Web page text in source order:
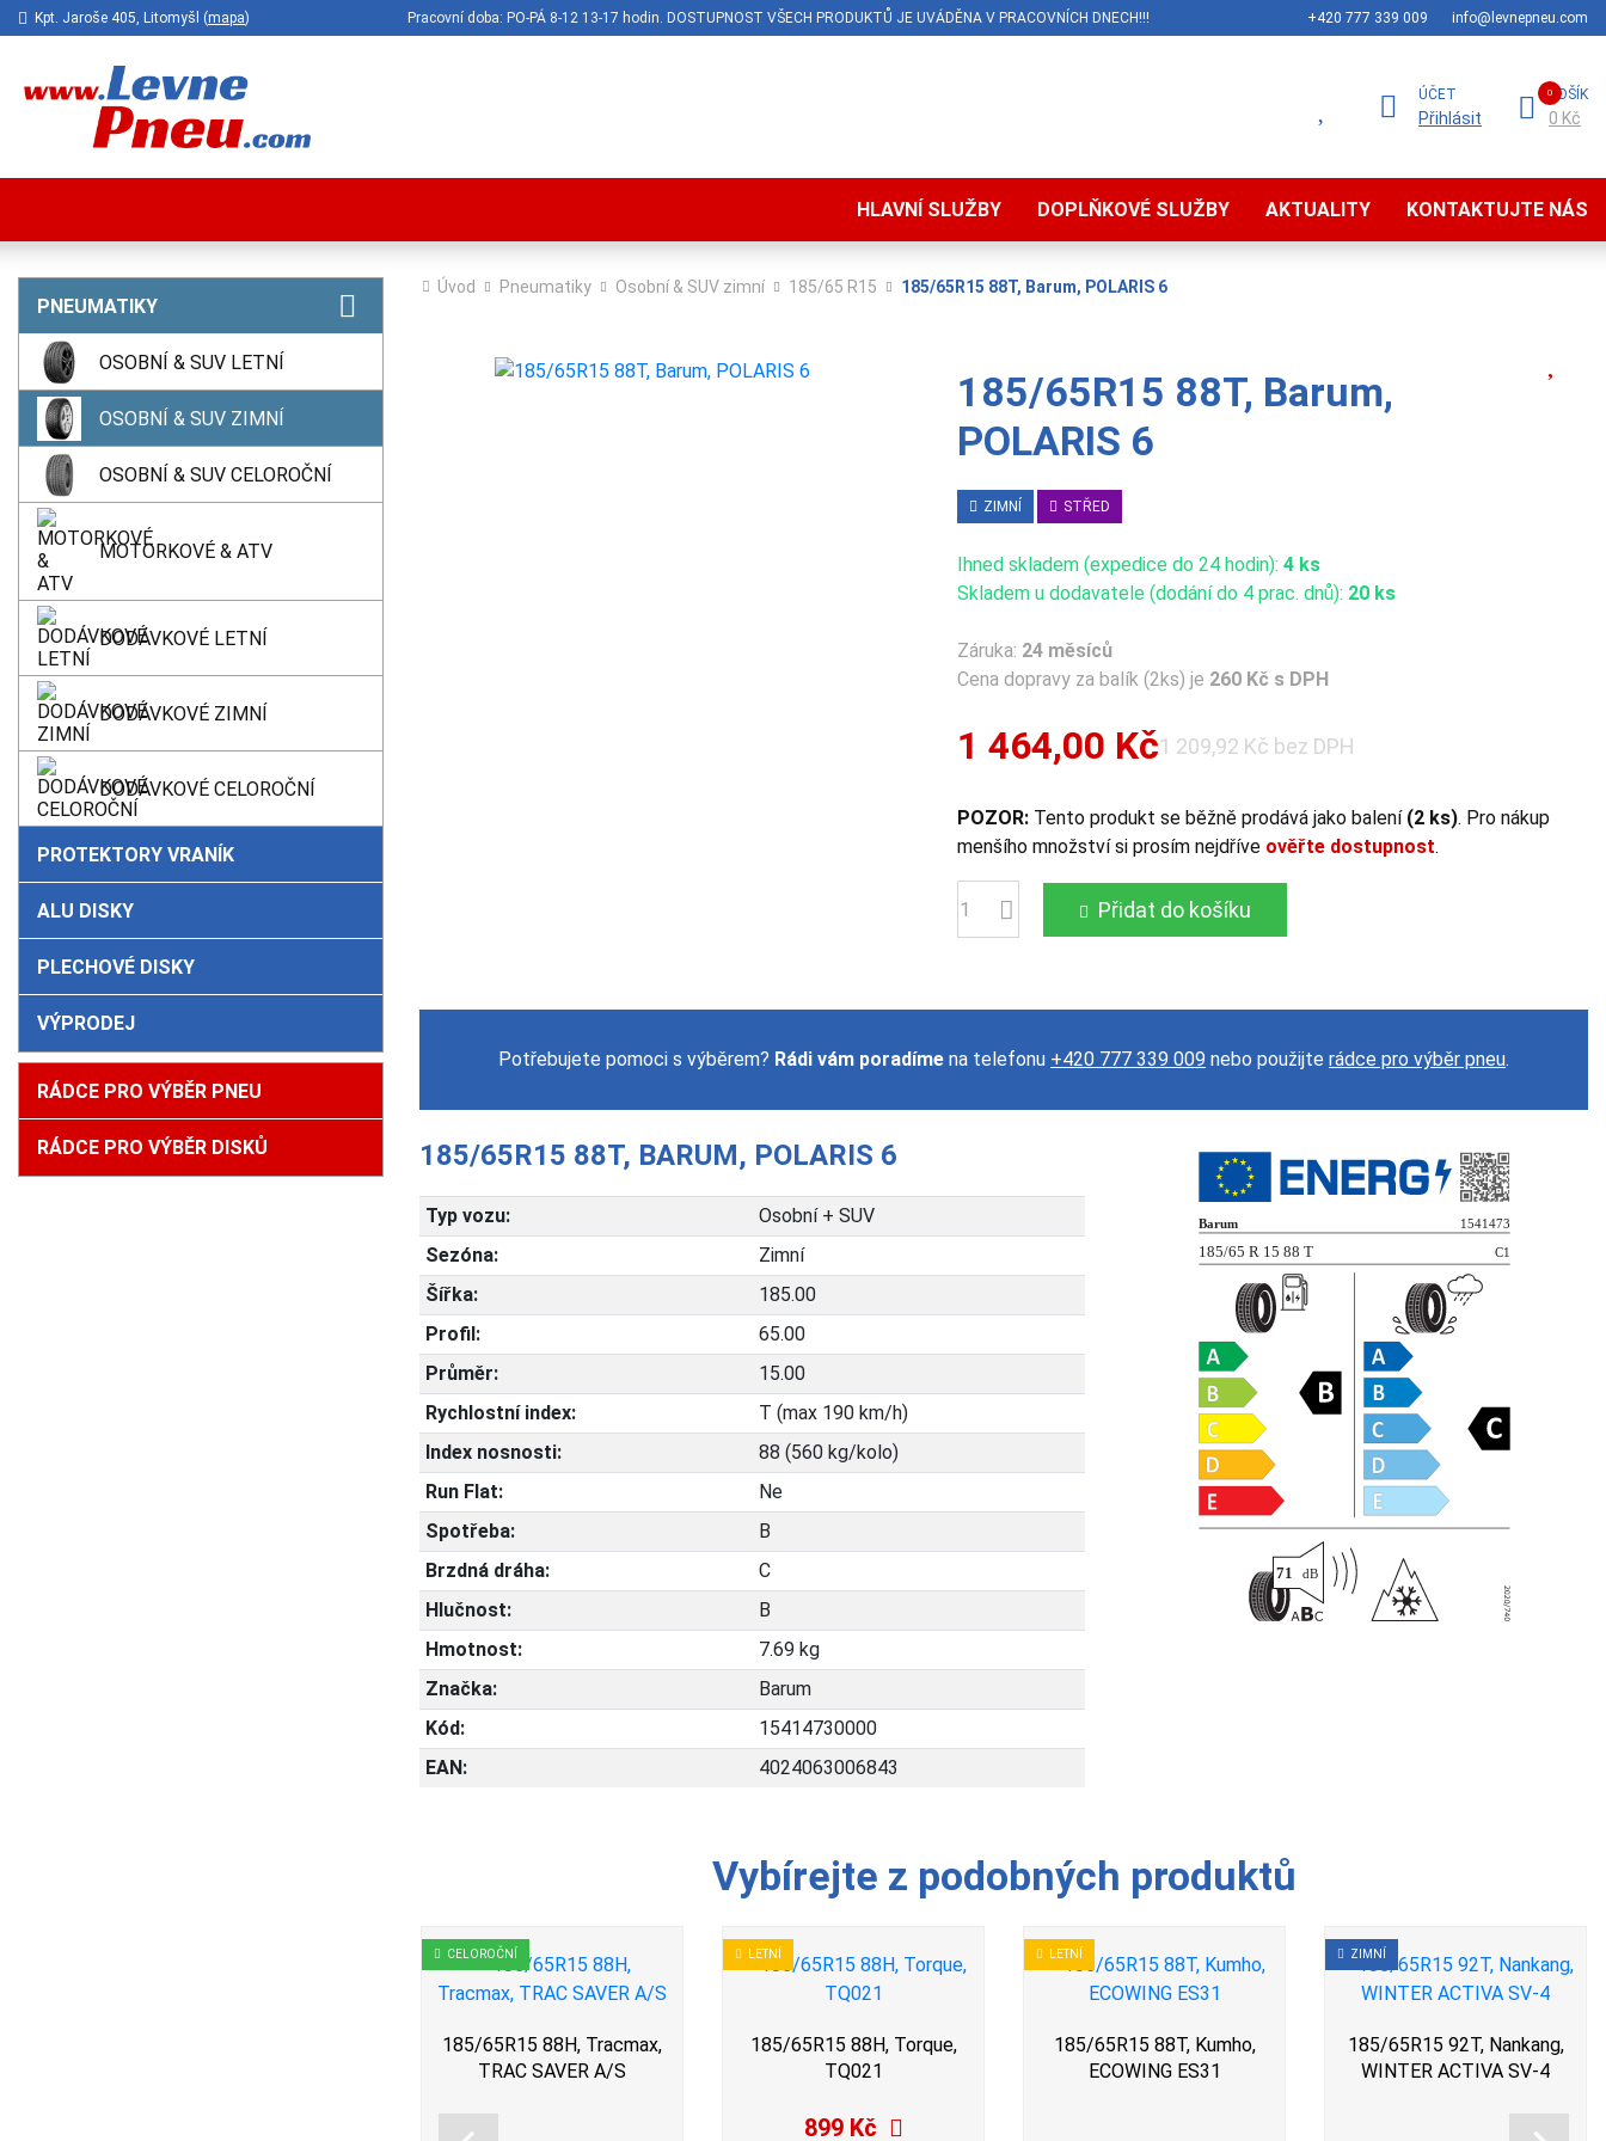
Kpt. Jaroše 405, Litomyšl (mapa) Pracovní doba: PO-PÁ 8-12 13-17 hodin. DOSTUPNOST VŠECH PRODUKTŮ JE UVÁDĚNA V PRACOVNÍCH DNECH!!! +420 777 339 009 info@levnepneu.com
ÚČET
Přihlásit
KOŠÍK
0 Kč
HLAVNÍ SLUŽBY DOPLŇKOVÉ SLUŽBY AKTUALITY KONTAKTUJTE NÁS
PNEUMATIKY
OSOBNÍ & SUV LETNÍ
OSOBNÍ & SUV ZIMNÍ
OSOBNÍ & SUV CELOROČNÍ
MOTORKOVÉ & ATV
DODÁVKOVÉ LETNÍ
DODÁVKOVÉ ZIMNÍ
DODÁVKOVÉ CELOROČNÍ
PROTEKTORY VRANÍK
ALU DISKY
PLECHOVÉ DISKY
VÝPRODEJ
RÁDCE PRO VÝBĚR PNEU
RÁDCE PRO VÝBĚR DISKŮ
Úvod Pneumatiky Osobní & SUV zimní 185/65 R15 185/65R15 88T, Barum, POLARIS 6
185/65R15 88T, Barum,
POLARIS 6
ZIMNÍ STŘED
Ihned skladem (expedice do 24 hodin): 4 ks
Skladem u dodavatele (dodání do 4 prac. dnů): 20 ks
Záruka: 24 měsíců
Cena dopravy za balík (2ks) je 260 Kč s DPH
1 464,00 Kč1 209,92 Kč bez DPH
POZOR: Tento produkt se běžně prodává jako balení (2 ks). Pro nákup
menšího množství si prosím nejdříve ověřte dostupnost.
Počet Přidat do košíku
Potřebujete pomoci s výběrem? Rádi vám poradíme na telefonu +420 777 339 009 nebo použijte rádce pro výběr pneu.
185/65R15 88T, BARUM, POLARIS 6
Typ vozu:
Osobní + SUV
Sezóna:
Zimní
Šířka:
185.00
Profil:
65.00
Průměr:
15.00
Rychlostní index:
T (max 190 km/h)
Index nosnosti:
88 (560 kg/kolo)
Run Flat:
Ne
Spotřeba:
B
Brzdná dráha:
C
Hlučnost:
B
Hmotnost:
7.69 kg
Značka:
Barum
Kód:
15414730000
EAN:
4024063006843
Vybírejte z podobných produktů
CELOROČNÍ
185/65R15 88H, Tracmax,
TRAC SAVER A/S
LETNÍ
185/65R15 88H, Torque,
TQ021
899 Kč
LETNÍ
185/65R15 88T, Kumho,
ECOWING ES31
ZIMNÍ
185/65R15 92T, Nankang,
WINTER ACTIVA SV-4